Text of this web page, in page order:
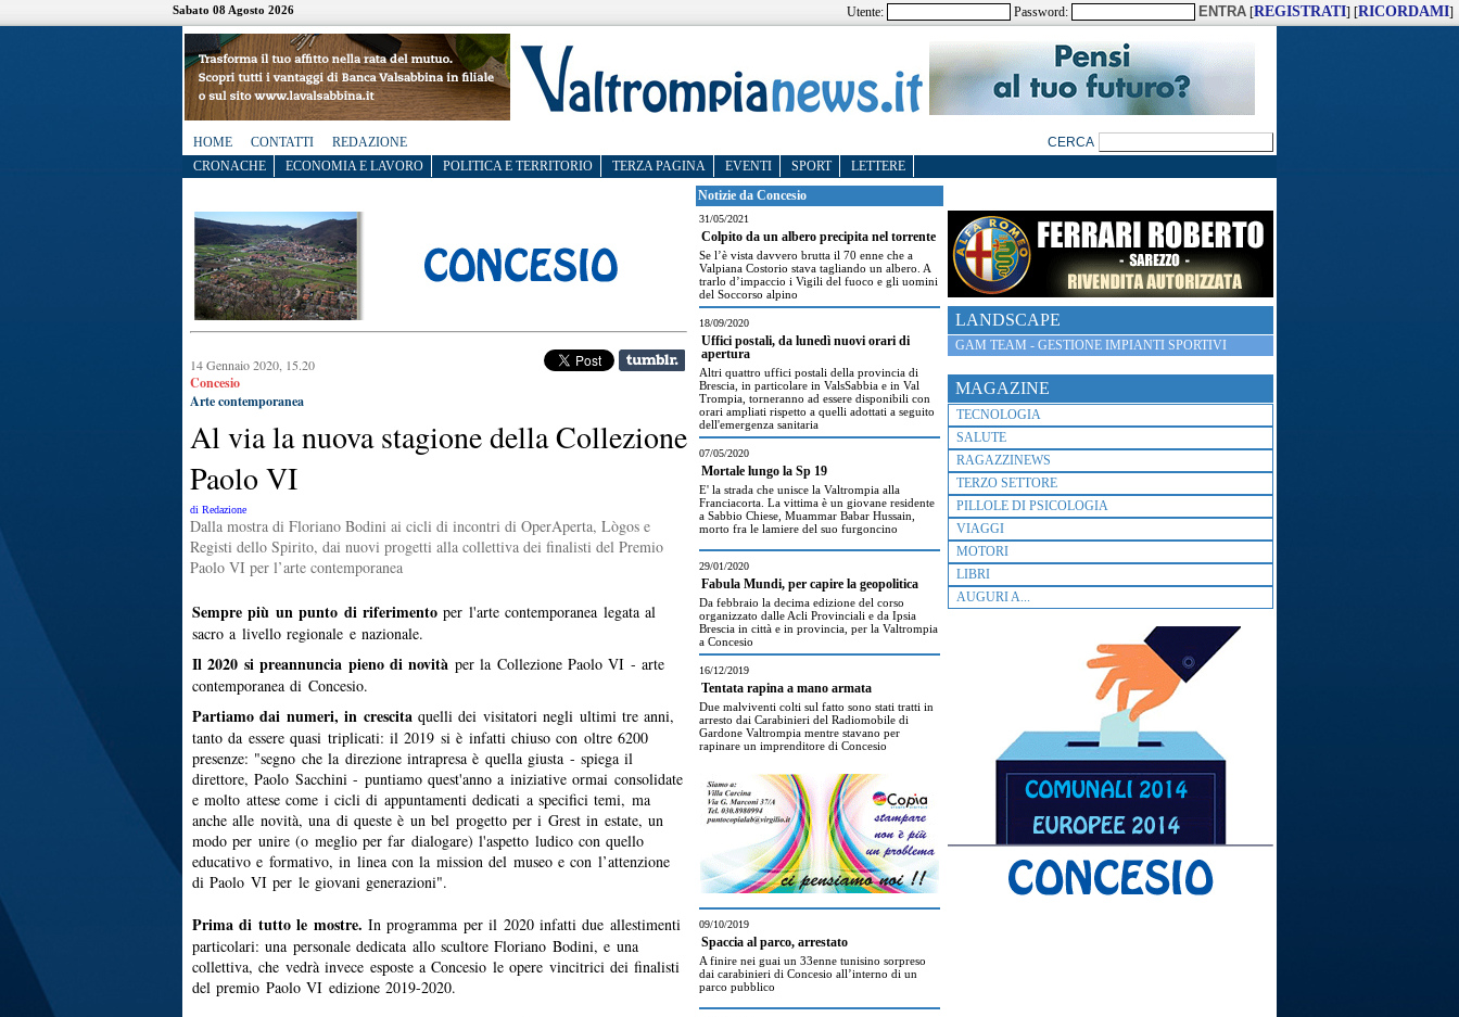
Sabato 08 Agosto 2026 Utente: Password: [REGISTRATI] [RICORDAMI]
HOME CONTATTI
REDAZIONE
CRONACHE
ECONOMIA E LAVORO POLITICA E TERRITORIO TERZA PAGINA EVENTI SPORT LETTERE
LANDSCAPE
GAM TEAM - GESTIONE IMPIANTI SPORTIVI
MAGAZINE
TECNOLOGIA
SALUTE
RAGAZZINEWS
TERZO SETTORE
PILLOLE DI PSICOLOGIA
VIAGGI
MOTORI
LIBRI
AUGURI A...
14 Gennaio 2020, 15.20
Concesio
Arte contemporanea
Al via la nuova stagione della Collezione
Paolo VI
di Redazione
Dalla mostra di Floriano Bodini ai cicli di incontri di OperAperta, Lògos e
Registi dello Spirito, dai nuovi progetti alla collettiva dei finalisti del Premio
Paolo VI per l’arte contemporanea
Sempre più un punto di riferimento per l'arte contemporanea legata al
sacro a livello regionale e nazionale.
Il 2020 si preannuncia pieno di novità per la Collezione Paolo VI - arte
contemporanea di Concesio.
Partiamo dai numeri, in crescita quelli dei visitatori negli ultimi tre anni,
tanto da essere quasi triplicati: il 2019 si è infatti chiuso con oltre 6200
presenze: "segno che la direzione intrapresa è quella giusta - spiega il
direttore, Paolo Sacchini - puntiamo quest'anno a iniziative ormai consolidate
e molto attese come i cicli di appuntamenti dedicati a specifici temi, ma
anche alle novità, una di queste è un bel progetto per i Grest in estate, un
modo per unire (o meglio per far dialogare) l'aspetto ludico con quello
educativo e formativo, in linea con la mission del museo e con l’attenzione
di Paolo VI per le giovani generazioni".
Prima di tutto le mostre. In programma per il 2020 infatti due allestimenti
particolari: una personale dedicata allo scultore Floriano Bodini, e una
collettiva, che vedrà invece esposte a Concesio le opere vincitrici dei finalisti
del premio Paolo VI edizione 2019-2020.
Notizie da Concesio
31/05/2021
Colpito da un albero precipita nel torrente
Se l’è vista davvero brutta il 70 enne che a
Valpiana Costorio stava tagliando un albero. A
trarlo d’impaccio i Vigili del fuoco e gli uomini
del Soccorso alpino
18/09/2020
Uffici postali, da lunedì nuovi orari di
apertura
Altri quattro uffici postali della provincia di
Brescia, in particolare in ValsSabbia e in Val
Trompia, torneranno ad essere disponibili con
orari ampliati rispetto a quelli adottati a seguito
dell'emergenza sanitaria
07/05/2020
Mortale lungo la Sp 19
E' la strada che unisce la Valtrompia alla
Franciacorta. La vittima è un giovane residente
a Sabbio Chiese, Muammar Babar Hussain,
morto fra le lamiere del suo furgoncino
29/01/2020
Fabula Mundi, per capire la geopolitica
Da febbraio la decima edizione del corso
organizzato dalle Acli Provinciali e da Ipsia
Brescia in città e in provincia, per la Valtrompia
a Concesio
16/12/2019
Tentata rapina a mano armata
Due malviventi colti sul fatto sono stati tratti in
arresto dai Carabinieri del Radiomobile di
Gardone Valtrompia mentre stavano per
rapinare un imprenditore di Concesio
09/10/2019
Spaccia al parco, arrestato
A finire nei guai un 33enne tunisino sorpreso
dai carabinieri di Concesio all’interno di un
parco pubblico